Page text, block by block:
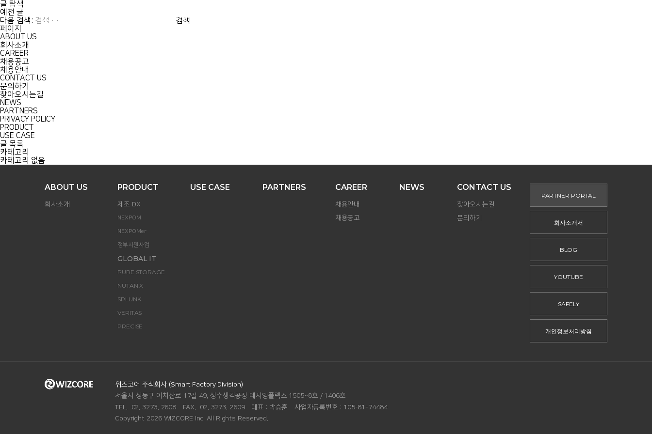
PRODUCT
글 탐색
예전 글
다음 검색:
페이지
ABOUT US
회사소개
CAREER
채용공고
채용안내
CONTACT US
문의하기
찾아오시는길
NEWS
PARTNERS
PRIVACY POLICY
PRODUCT
USE CASE
글 목록
카테고리
카테고리 없음
PARTNER PORTAL
회사소개서
BLOG
YOUTUBE
SAFELY
개인정보처리방침
ABOUT US
회사소개
PRODUCT
제조 DX
NEXPOM
NEXPOMer
정부지원사업
GLOBAL IT
PURE STORAGE
NUTANIX
SPLUNK
VERITAS
PRECISE
USE CASE PARTNERS CAREER
채용안내
채용공고
NEWS CONTACT US
찾아오시는길
문의하기
위즈코어 주식회사 (Smart Factory Division)
ADDRESS.
서울시 성동구 아차산로 17길 49, 성수생각공장 데시앙플렉스 1505~8호 / 1406호
TEL.
02. 3273. 2608 FAX. 02. 3273. 2609 대표 : 박승훈 사업자등록번호 : 105-81-74484
Copyright 2026 WIZCORE Inc. All Rights Reserved.